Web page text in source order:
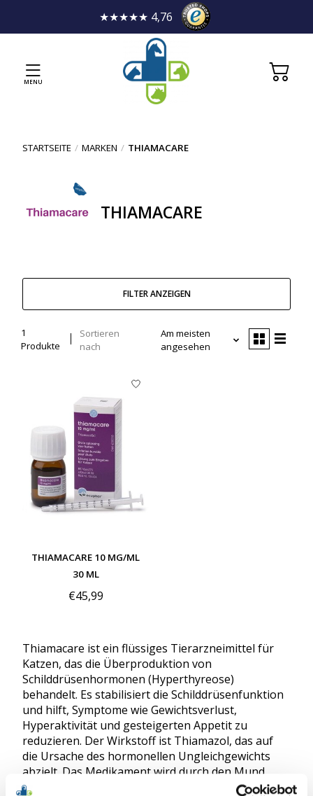
★★★★★ 4,76
MENU
STARTSEITE / MARKEN / THIAMACARE
THIAMACARE
FILTER ANZEIGEN
1
Produkte
Sortieren
nach
Am meisten
angesehen
THIAMACARE 10 MG/ML
30 ML
€45,99
Thiamacare ist ein flüssiges Tierarzneimittel für
Katzen, das die Überproduktion von
Schilddrüsenhormonen (Hyperthyreose)
behandelt. Es stabilisiert die Schilddrüsenfunktion
und hilft, Symptome wie Gewichtsverlust,
Hyperaktivität und gesteigerten Appetit zu
reduzieren. Der Wirkstoff ist Thiamazol, das auf
die Ursache des hormonellen Ungleichgewichts
abzielt. Das Medikament wird durch den Mund
verabreicht und ist nur auf Rezept erhältlich.